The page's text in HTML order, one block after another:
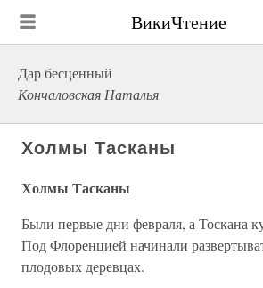
ВикиЧтение
Дар бесценный
Кончаловская Наталья
Холмы Тасканы
Холмы Тасканы
Были первые дни февраля, а Тоскана
Под Флоренцией начинали
плодовых деревцах.